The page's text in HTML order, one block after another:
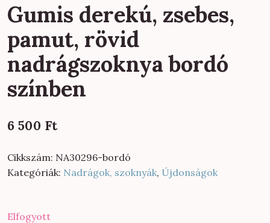
Gumis derekú, zsebes,
pamut, rövid
nadrágszoknya bordó
színben
6 500 Ft
Cikkszám: NA30296-bordó
Kategóriák: Nadrágok, szoknyák, Újdonságok
Elfogyott